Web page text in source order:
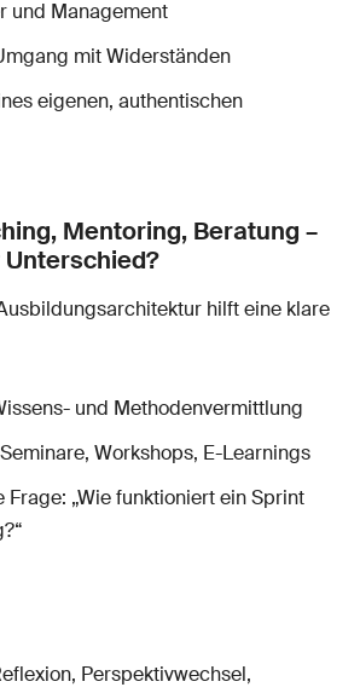
und Management
mit Widerständen
eigenen, authentischen
Mentoring, Beratung –
hilft eine klare
und Methodenvermittlung
Workshops, E-Learnings
Frage: „Wie funktioniert ein Sprint
Perspektivwechsel,